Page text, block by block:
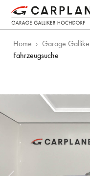
Home Garage
Fahrzeugsuche